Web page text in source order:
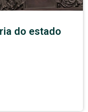
do estado